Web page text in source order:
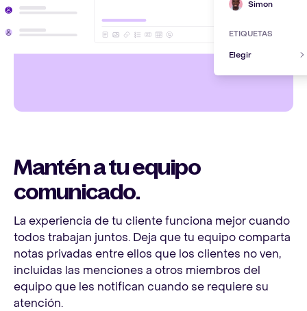
Simon
ETIQUETAS
Elegir
Mantén a tu equipo
comunicado.
La experiencia de tu cliente funciona mejor cuando
todos trabajan juntos. Deja que tu equipo comparta
notas privadas entre ellos que los clientes no ven,
incluidas las menciones a otros miembros del
equipo que les notifican cuando se requiere su
atención.